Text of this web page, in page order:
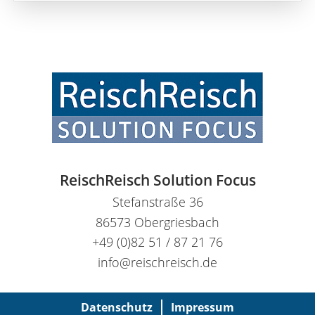
ReischReisch Solution Focus
Stefanstraße 36
86573 Obergriesbach
+49 (0)82 51 / 87 21 76
info@reischreisch.de
Datenschutz Impressum